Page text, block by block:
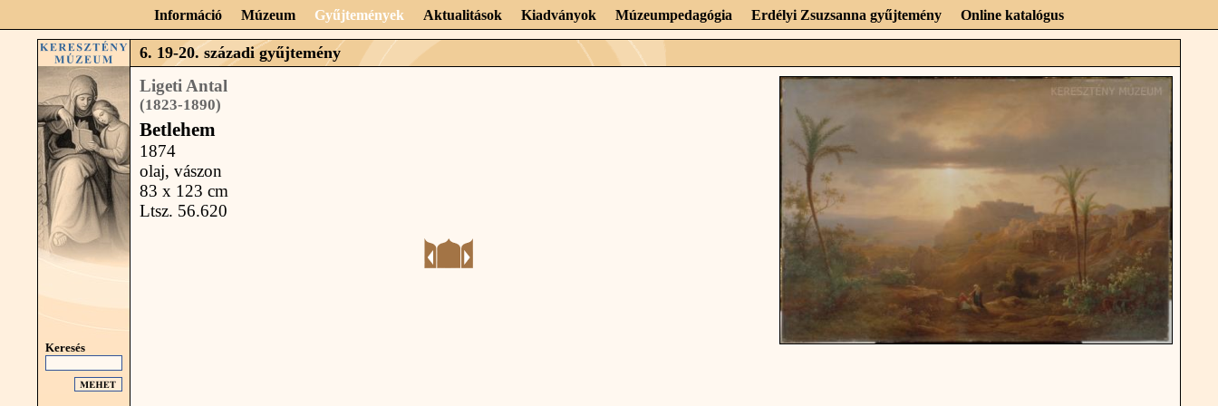
Információ Múzeum Gyűjtemények Aktualitások Kiadványok Múzeumpedagógia Erdélyi Zsuzsanna gyűjtemény Online katalógus
Keresés
6. 19-20. századi gyűjtemény
Ligeti Antal
(1823-1890)
Betlehem
1874
olaj, vászon
83 x 123 cm
Ltsz. 56.620